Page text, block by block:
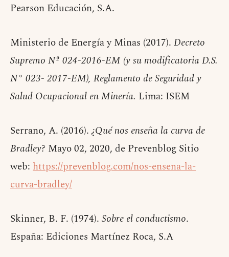
Pearson Educación, S.A.
Ministerio de Energía y Minas (2017). Decreto
Supremo Nº 024-2016-EM (y su modificatoria D.S.
N° 023- 2017-EM), Reglamento de Seguridad y
Salud Ocupacional en Minería. Lima: ISEM
Serrano, A. (2016). ¿Qué nos enseña la curva de
Bradley? Mayo 02, 2020, de Prevenblog Sitio
web: https://prevenblog.com/nos-ensena-la-
curva-bradley/
Skinner, B. F. (1974). Sobre el conductismo.
España: Ediciones Martínez Roca, S.A